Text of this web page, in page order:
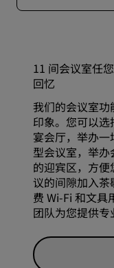
11 间会议室任
回忆
我们的会议室
印象。您可以
宴会厅，举办
型会议室，举
的迎宾区，方
议的间隙加入
费 Wi-Fi 和文具
团队为您提供专